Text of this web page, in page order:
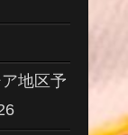
地区予